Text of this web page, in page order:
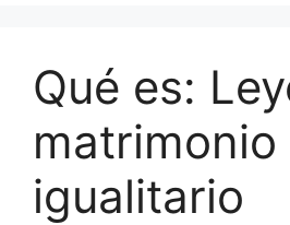
Qué es:
matrimonio
igualitario